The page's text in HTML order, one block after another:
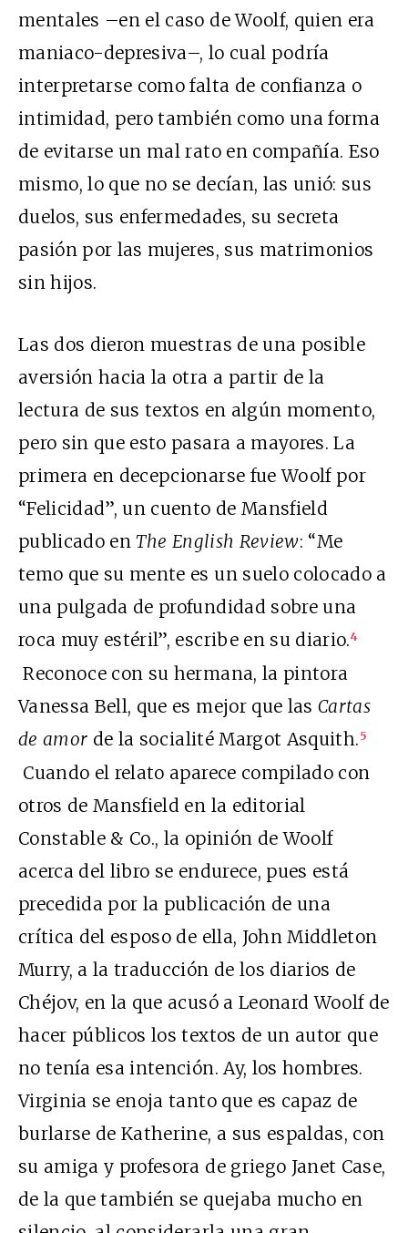
mentales –en el caso de Woolf, quien era
maniaco-depresiva–, lo cual podría
interpretarse como falta de confianza o
intimidad, pero también como una forma
de evitarse un mal rato en compañía. Eso
mismo, lo que no se decían, las unió: sus
duelos, sus enfermedades, su secreta
pasión por las mujeres, sus matrimonios
sin hijos.
Las dos dieron muestras de una posible
aversión hacia la otra a partir de la
lectura de sus textos en algún momento,
pero sin que esto pasara a mayores. La
primera en decepcionarse fue Woolf por
“Felicidad”, un cuento de Mansfield
publicado enThe English Review: “Me
temo que su mente es un suelo colocado a
una pulgada de profundidad sobre una
roca muy estéril”, escribe en su diario.4
Reconoce con su hermana, la pintora
Vanessa Bell, que es mejor que las Cartas
de amor de la socialité Margot Asquith. 5
Cuando el relato aparece compilado con
otros de Mansfield en la editorial
Constable & Co., la opinión de Woolf
acerca del libro se endurece, pues está
precedida por la publicación de una
crítica del esposo de ella, John Middleton
Murry, a la traducción de los diarios de
Chéjov, en la que acusó a Leonard Woolf de
hacer públicos los textos de un autor que
no tenía esa intención. Ay, los hombres.
Virginia se enoja tanto que es capaz de
burlarse de Katherine, a sus espaldas, con
su amiga y profesora de griego Janet Case,
de la que también se quejaba mucho en